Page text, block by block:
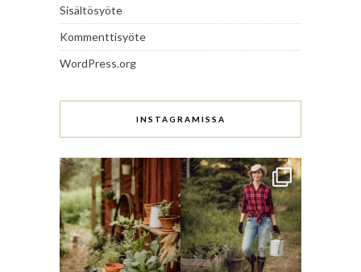
Sisältösyöte
Kommenttisyöte
WordPress.org
INSTAGRAMISSA